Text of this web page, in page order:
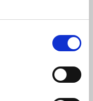
VYJÁDŘI SVOU
OSOBNOST